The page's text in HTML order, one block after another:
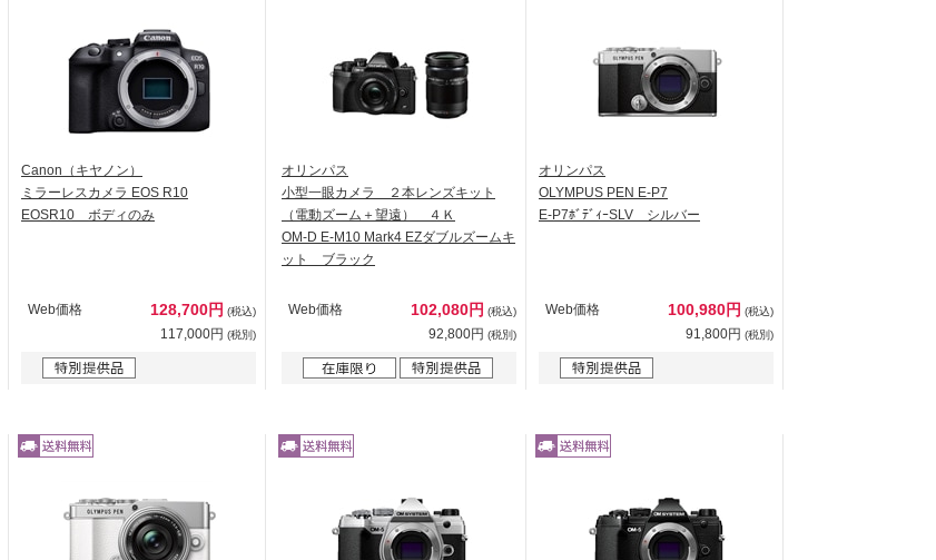
Canon（キヤノン）
ミラーレスカメラ EOS R10
EOSR10 ボディのみ
Web価格 128,700円 (税込)
117,000円 (税別)
オリンパス
小型一眼カメラ ２本レンズキット
（電動ズーム＋望遠） ４Ｋ
OM-D E-M10 Mark4 EZダブルズームキ
ット ブラック
Web価格 102,080円 (税込)
92,800円 (税別)
オリンパス
OLYMPUS PEN E-P7
E-P7ﾎﾞﾃﾞｨｰSLV シルバー
Web価格 100,980円 (税込)
91,800円 (税別)